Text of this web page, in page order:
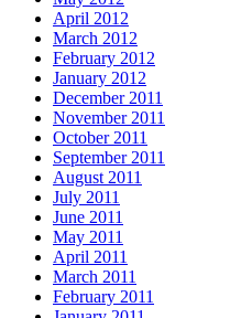
April 2012
March 2012
February 2012
January 2012
December 2011
November 2011
October 2011
September 2011
August 2011
July 2011
June 2011
May 2011
April 2011
March 2011
February 2011